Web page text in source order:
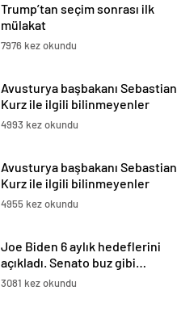
Trump’tan seçim sonrası ilk
mülakat
7976 kez okundu
Avusturya başbakanı Sebastian
Kurz ile ilgili bilinmeyenler
4993 kez okundu
Avusturya başbakanı Sebastian
Kurz ile ilgili bilinmeyenler
4955 kez okundu
Joe Biden 6 aylık hedeflerini
açıkladı. Senato buz gibi…
3081 kez okundu